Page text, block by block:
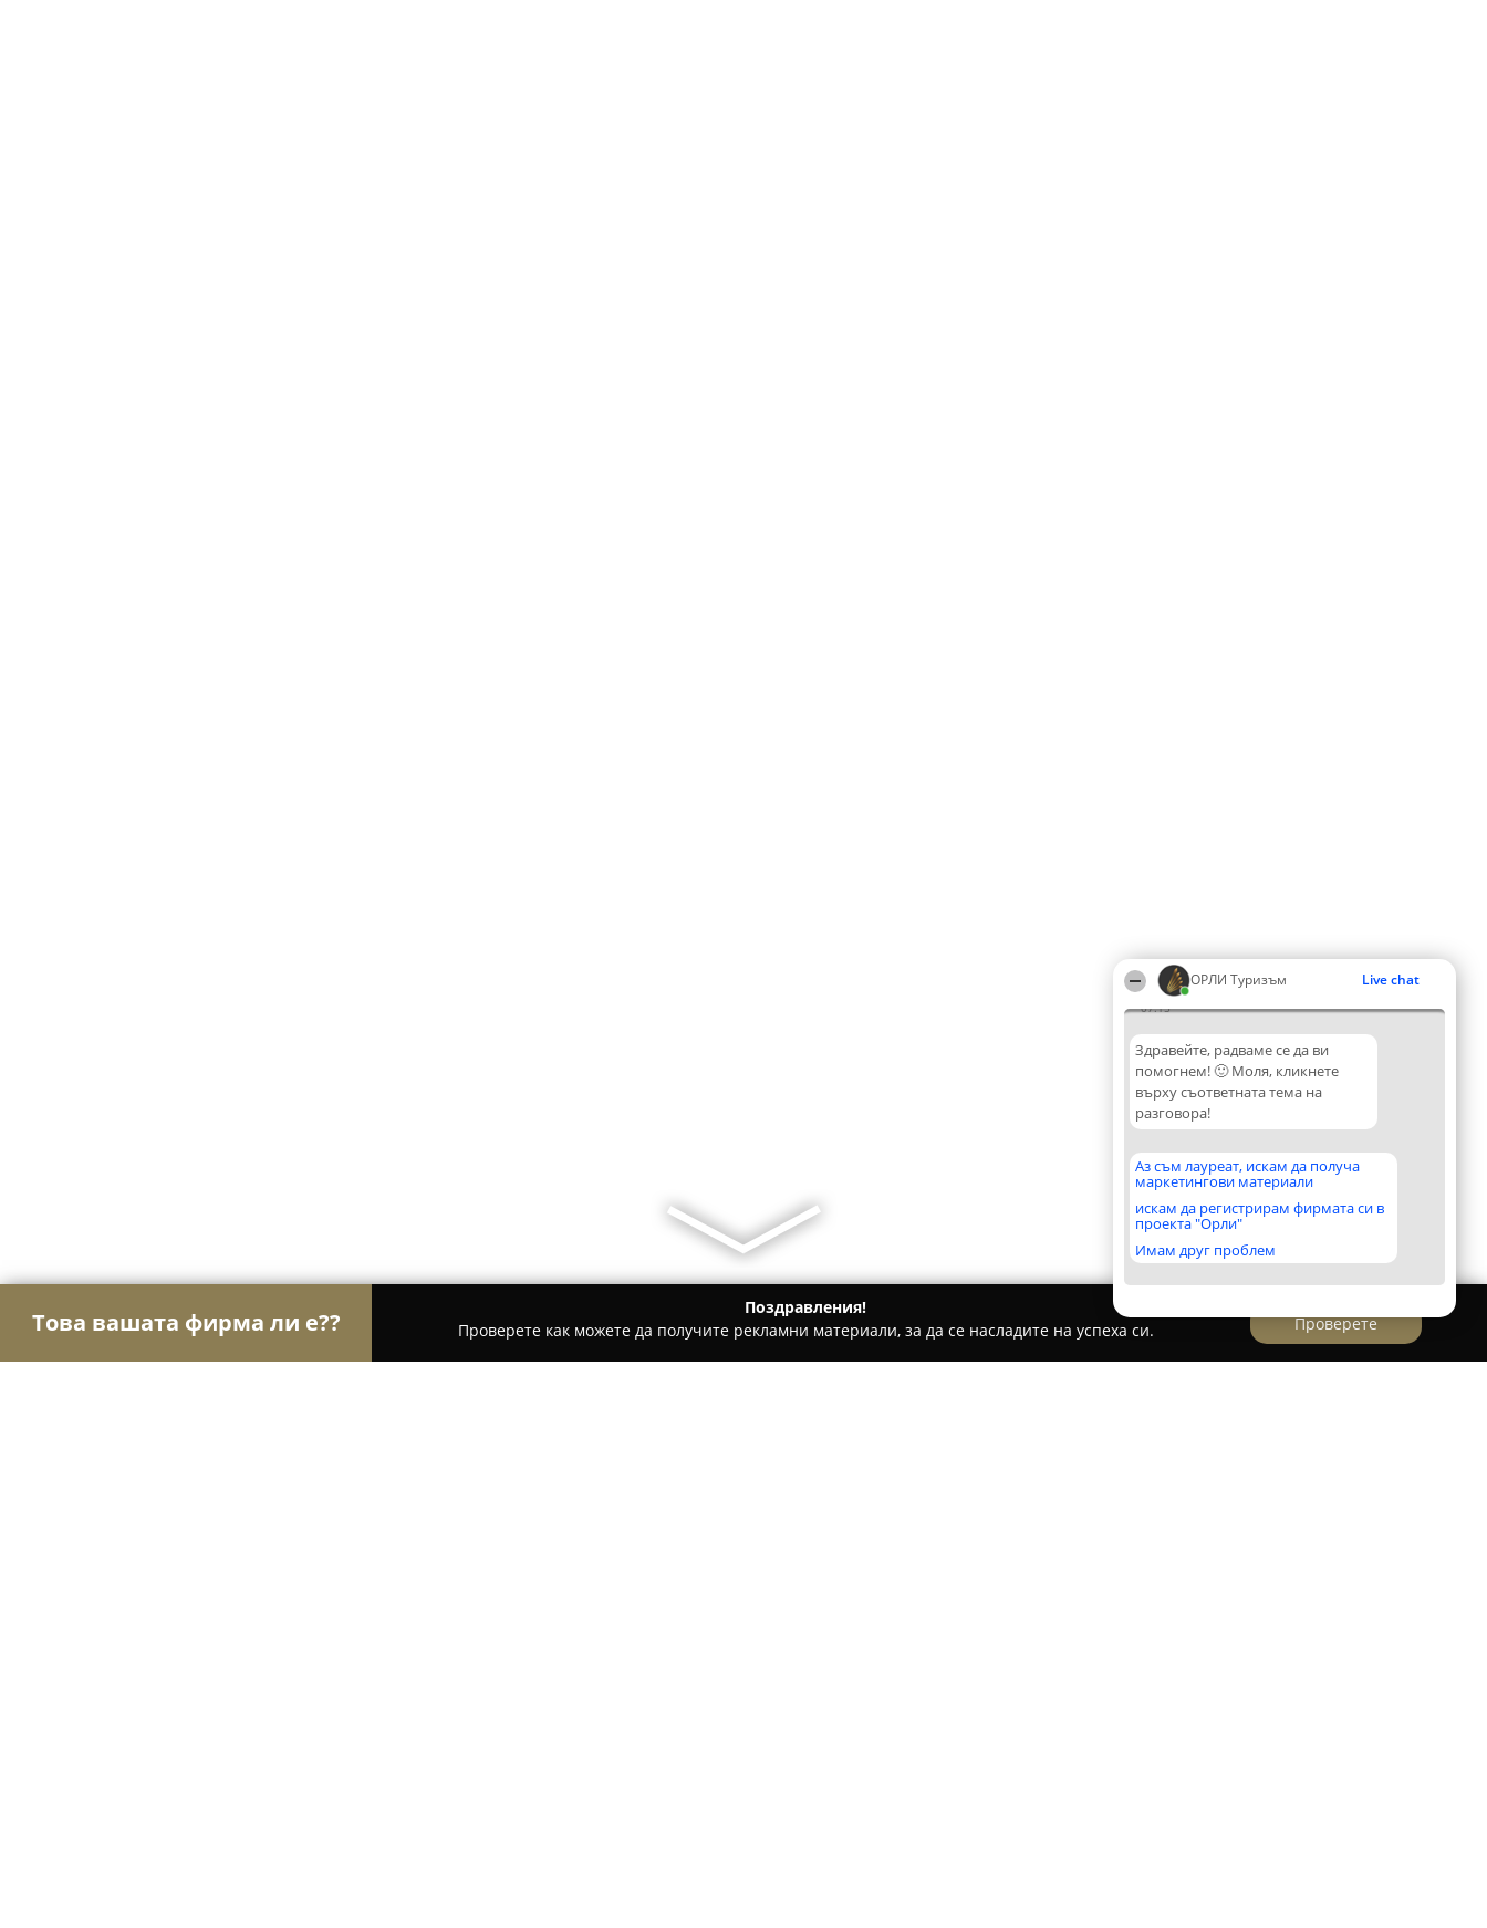
ОРЛИ Туризъм Live chat
07:15
Здравейте, радваме се да ви
помогнем! 🙂 Моля, кликнете
върху съответната тема на
разговора!
Аз съм лауреат, искам да получа
маркетингови материали
искам да регистрирам фирмата си в
проекта "Орли"
Имам друг проблем
Това вашата фирма ли е??
Поздравления!
Проверете как можете да получите рекламни материали, за да се насладите на успеха си.
Проверете